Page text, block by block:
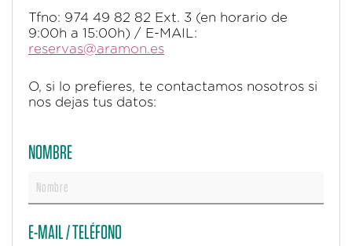
Tfno: 974 49 82 82 Ext. 3 (en horario de
9:00h a 15:00h) / E-MAIL:
reservas@aramon.es
O, si lo prefieres, te contactamos nosotros si
nos dejas tus datos:
NOMBRE
E-MAIL / TELÉFONO